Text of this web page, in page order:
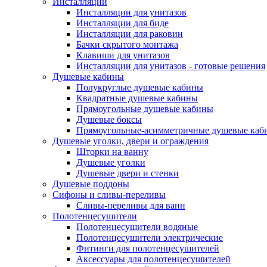
Инсталляции для унитазов
Инсталляции для биде
Инсталляции для раковин
Бачки скрытого монтажа
Клавиши для унитазов
Инсталляции для унитазов - готовые решения
Душевые кабины
Полукруглые душевые кабины
Квадратные душевые кабины
Прямоугольные душевые кабины
Душевые боксы
Прямоугольные-асимметричные душевые
Душевые уголки, двери и ограждения
Шторки на ванну
Душевые уголки
Душевые двери и стенки
Душевые поддоны
Сифоны и сливы-переливы
Сливы-переливы для ванн
Полотенцесушители
Полотенцесушители водяные
Полотенцесушители электрические
Фитинги для полотенцесушителей
Аксессуары для полотенцесушителей